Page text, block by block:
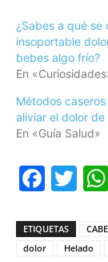
¿Sabes a qué se
insoportable
bebes algo frío?
En
Métodos
aliviar el dolor
En «Guía Salud»
ETIQUETAS
dolor
Helado